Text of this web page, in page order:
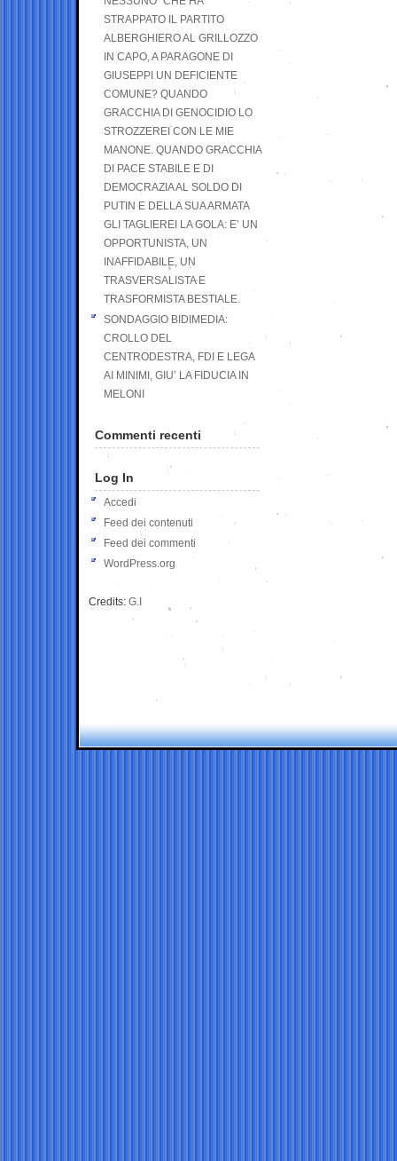
STRAPPATO IL PARTITO
ALBERGHIERO AL GRILLOZZO
IN CAPO, A PARAGONE DI
GIUSEPPI UN DEFICIENTE
COMUNE? QUANDO
GRACCHIA DI GENOCIDIO LO
STROZZEREI CON LE MIE
MANONE. QUANDO GRACCHIA
DI PACE STABILE E DI
DEMOCRAZIA AL SOLDO DI
PUTIN E DELLA SUA ARMATA
GLI TAGLIEREI LA GOLA: E’ UN
OPPORTUNISTA, UN
INAFFIDABILE, UN
TRASVERSALISTA E
TRASFORMISTA BESTIALE.
SONDAGGIO BIDIMEDIA:
CROLLO DEL
CENTRODESTRA, FDI E LEGA
AI MINIMI, GIU’ LA FIDUCIA IN
MELONI
Commenti recenti
Log In
Accedi
Feed dei contenuti
Feed dei commenti
WordPress.org
Credits: G.I